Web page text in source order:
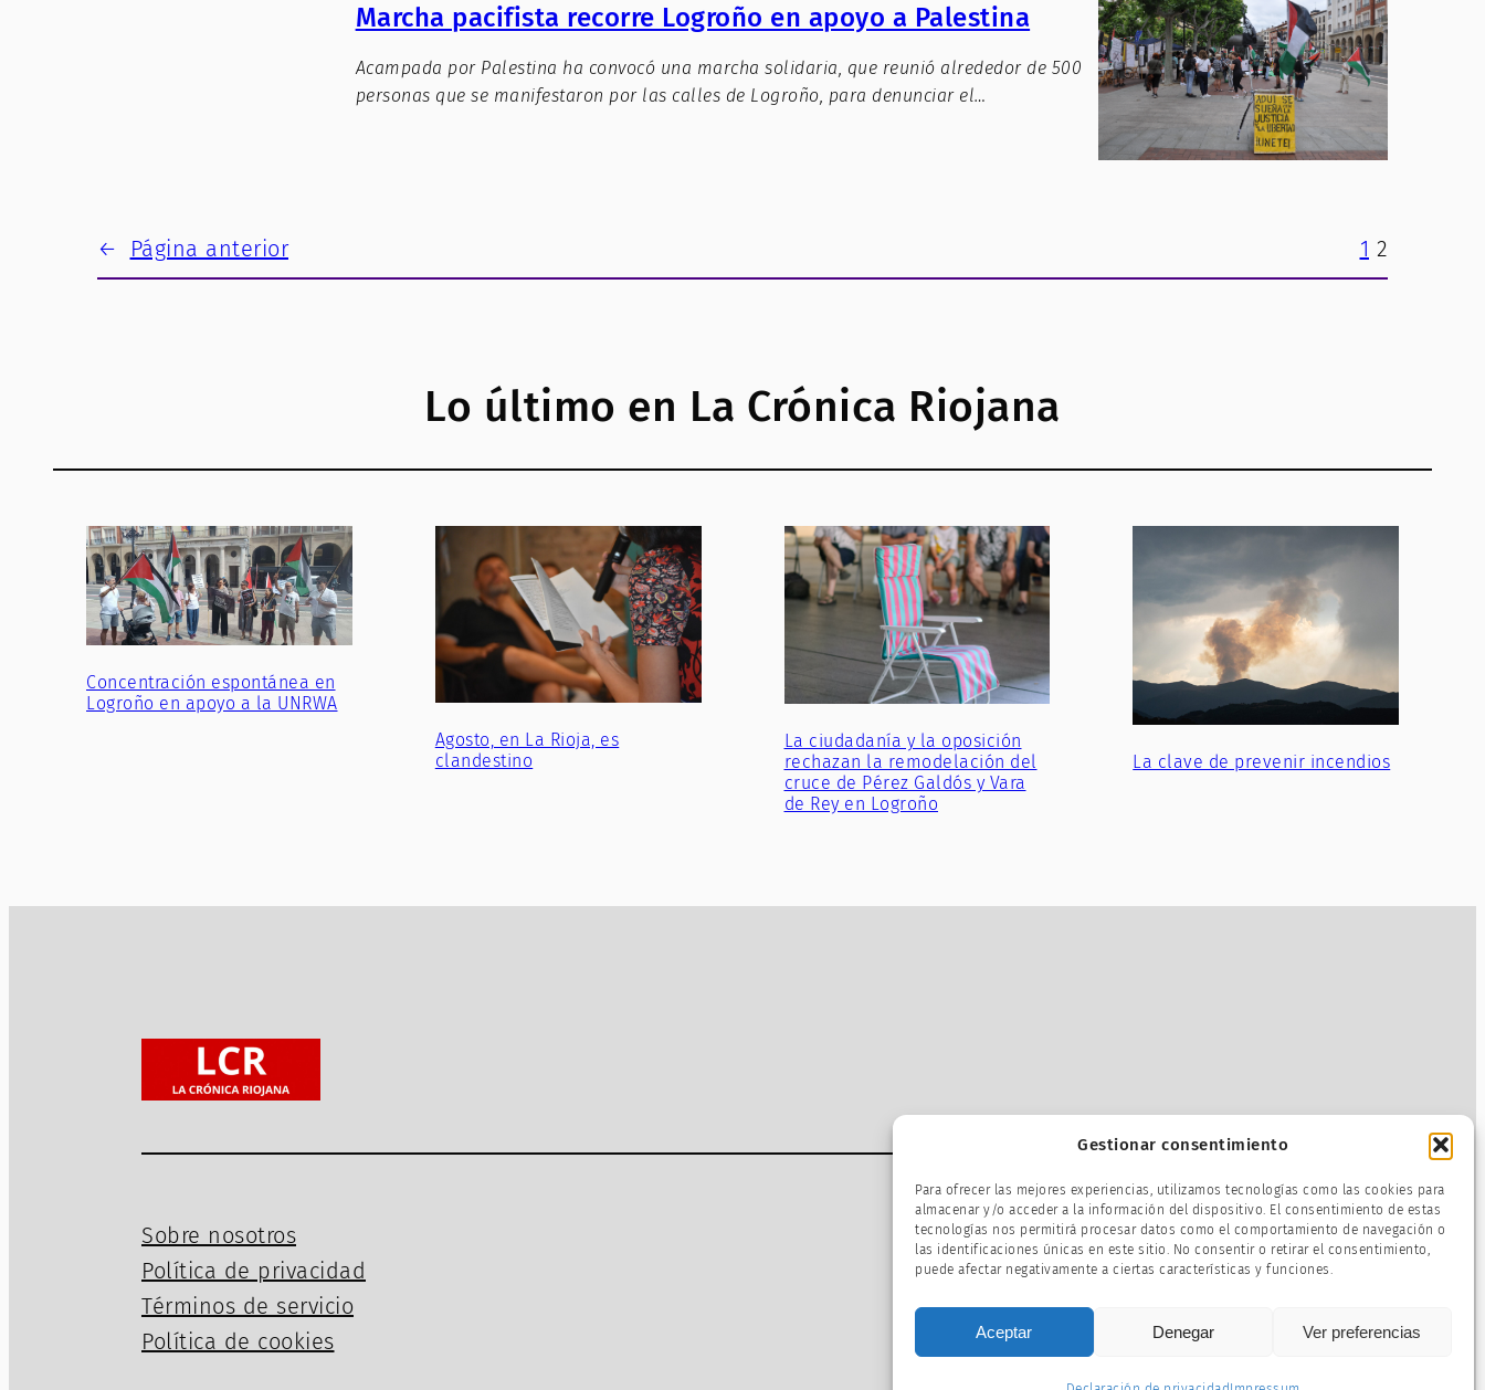
Gestionar consentimiento
Para ofrecer las mejores experiencias, utilizamos tecnologías como las cookies para
almacenar y/o acceder a la información del dispositivo. El consentimiento de estas
tecnologías nos permitirá procesar datos como el comportamiento de navegación o
las identificaciones únicas en este sitio. No consentir o retirar el consentimiento,
puede afectar negativamente a ciertas características y funciones.
Aceptar Denegar Ver preferencias
Marcha pacifista recorre Logroño en apoyo a Palestina
Acampada por Palestina ha convocó una marcha solidaria, que reunió alrededor de 500
personas que se manifestaron por las calles de Logroño, para denunciar el…
← Página anterior 1 2
Lo último en La Crónica Riojana
Concentración espontánea en
Logroño en apoyo a la UNRWA
Agosto, en La Rioja, es
clandestino
La ciudadanía y la oposición
rechazan la remodelación del
cruce de Pérez Galdós y Vara
de Rey en Logroño
La clave de prevenir incendios
Sobre nosotros
Política de privacidad
Términos de servicio
Política de cookies